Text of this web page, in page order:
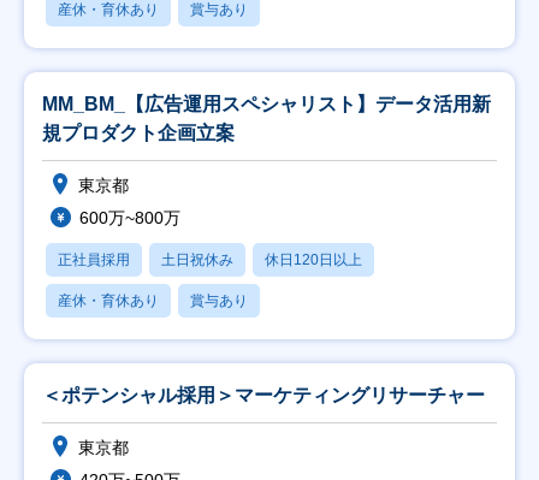
産休・育休あり 賞与あり
MM_BM_【広告運用スペシャリスト】データ活用新
規プロダクト企画立案
東京都
600万~800万
正社員採用 土日祝休み 休日120日以上
産休・育休あり 賞与あり
＜ポテンシャル採用＞マーケティングリサーチャー
東京都